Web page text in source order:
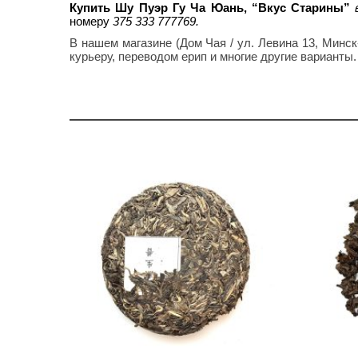
Купить Шу Пуэр Гу Ча Юань, “Вкус Старины”
номеру 375 333 777769.
В нашем магазине (Дом Чая / ул. Левина 13,
курьеру, переводом ерип и многие другие